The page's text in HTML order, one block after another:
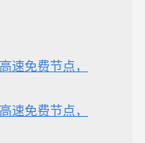
速免费节点，
速免费节点，